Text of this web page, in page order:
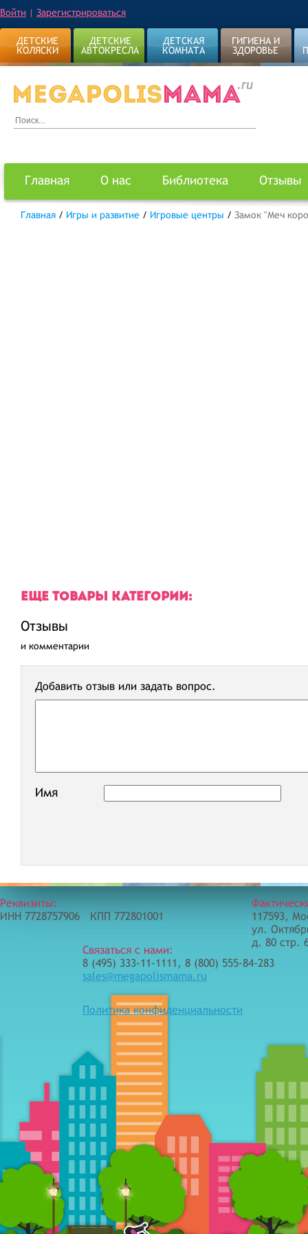
Войти | Зарегистрироваться
ДЕТСКИЕ
КОЛЯСКИ
ДЕТСКИЕ
АВТОКРЕСЛА
ДЕТСКАЯ
КОМНАТА
ГИГИЕНА И
ЗДОРОВЬЕ
Главная О нас Библиотека Отзывы
Главная / Игры и развитие / Игровые центры / Замок "Меч
ЕЩЕ ТОВАРЫ КАТЕГОРИИ:
Отзывы
и комментарии
Добавить отзыв или задать вопрос.
Имя
Реквизиты:
ИНН 7728757906 КПП 772801001
Связаться с нами:
8 (495) 333-11-1111, 8 (800) 555-84-283
sales@megapolismama.ru
Политика конфиденциальности
117593,
ул.
д. 80 стр.